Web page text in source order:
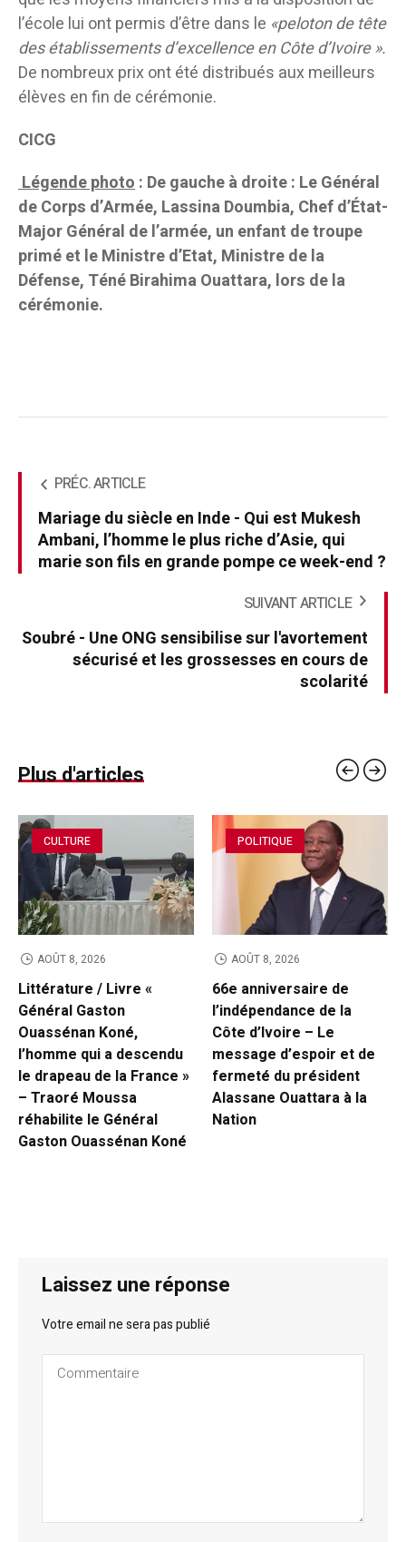
l’école lui ont permis d’être dans le «peloton de tête
des établissements d’excellence en Côte d’Ivoire ».
De nombreux prix ont été distribués aux meilleurs
élèves en fin de cérémonie.
CICG
Légende photo: De gauche à droite : Le Général
de Corps d’Armée, Lassina Doumbia, Chef d’État-
Major Général de l’armée, un enfant de troupe
primé et le Ministre d’Etat, Ministre de la
Défense, Téné Birahima Ouattara, lors de la
cérémonie.
PRÉC. ARTICLE
Mariage du siècle en Inde - Qui est Mukesh
Ambani, l’homme le plus riche d’Asie, qui
marie son fils en grande pompe ce week-end ?
SUIVANT ARTICLE
Soubré - Une ONG sensibilise sur l'avortement
sécurisé et les grossesses en cours de
scolarité
Plus d'articles
CULTURE
AOÛT 8, 2026
Littérature / Livre «
Général Gaston
Ouassénan Koné,
l’homme qui a descendu
le drapeau de la France »
– Traoré Moussa
réhabilite le Général
Gaston Ouassénan Koné
POLITIQUE
AOÛT 8, 2026
66e anniversaire de
l’indépendance de la
Côte d’Ivoire – Le
message d’espoir et de
fermeté du président
Alassane Ouattara à la
Nation
Laissez une réponse
Votre email ne sera pas publié